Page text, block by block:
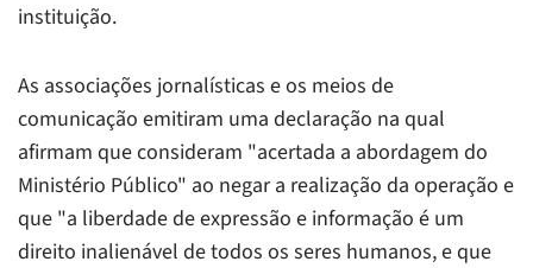
instituição.
As associações jornalísticas e os meios de
comunicação emitiram uma declaração na qual
afirmam que consideram "acertada a abordagem do
Ministério Público" ao negar a realização da operação e
que "a liberdade de expressão e informação é um
direito inalienável de todos os seres humanos, e que